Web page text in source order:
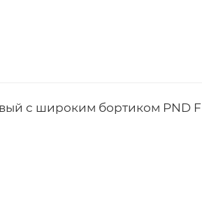
с широким бортиком PND F